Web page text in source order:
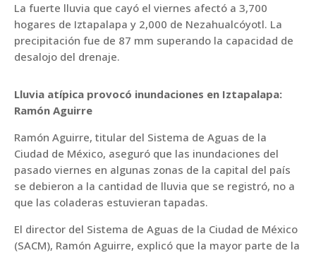
La fuerte lluvia que cayó el viernes afectó a 3,700
hogares de Iztapalapa y 2,000 de Nezahualcóyotl. La
precipitación fue de 87 mm superando la capacidad de
desalojo del drenaje.
Lluvia atípica provocó inundaciones en Iztapalapa:
Ramón Aguirre
Ramón Aguirre, titular del Sistema de Aguas de la
Ciudad de México, aseguró que las inundaciones del
pasado viernes en algunas zonas de la capital del país
se debieron a la cantidad de lluvia que se registró, no a
que las coladeras estuvieran tapadas.
El director del Sistema de Aguas de la Ciudad de México
(SACM), Ramón Aguirre, explicó que la mayor parte de la